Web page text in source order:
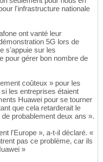
l'infrastructure nationale
ont vanté leur
5G lors de
s'appuie sur les
pour gérer bon nombre de
coûteux » pour les
les entreprises étaient
Huawei pour se tourner
que cela retarderait le
probablement deux ans ».
l'Europe », a-t-il déclaré. «
pas ce problème, car ils
»